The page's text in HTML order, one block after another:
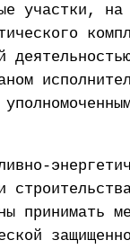
участки, на
принимать